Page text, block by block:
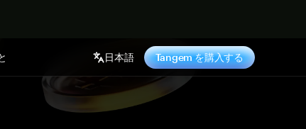
日本語 Tangem を購入する